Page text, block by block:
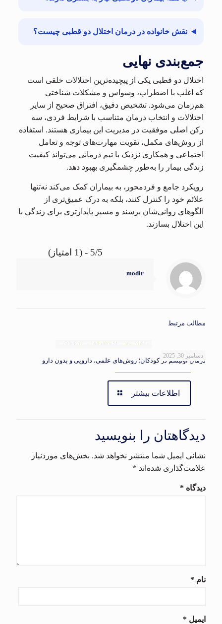
نقش خانواده در درمان اختلال دو قطبی چیست؟
جمع‌بندی نهایی
اختلال دو قطبی یکی از پیچیده‌ترین اختلالات خلقی است
که اغلب با اضطراب، وسواس و مشکلات شناختی
هم‌زمان می‌شود. تشخیص دقیق، افتراق صحیح از سایر
اختلالات و انتخاب درمان متناسب با شرایط فردی، سه
رکن اصلی موفقیت در مدیریت این بیماری هستند. استفاده
از روش‌های مکمل، تقویت مهارت‌های توجه و تعامل
اجتماعی و همکاری نزدیک با تیم درمانی می‌تواند کیفیت
زندگی بیمار را به‌طور چشمگیری بهبود دهد.
رویکرد جامع و فردمحور، به بیماران کمک می‌کند نه‌تنها
علائم خود را کنترل کنند، بلکه به درک عمیق‌تری از
الگوهای روانی‌شان برسند و مسیر پایدارتری برای زندگی با
این اختلال بسازند.
5/5 - (1 امتیاز)
modir
مطالب مرتبط
دسامبر 30, 2025
درمان اوتیسم در کودکان؛ روش‌های علمی، دارویی و بدون دارو
اطلاعات بیشتر
دیدگاهتان را بنویسید
نشانی ایمیل شما منتشر نخواهد شد. بخش‌های موردنیاز
علامت‌گذاری شده‌اند *
دیدگاه *
نام *
ایمیل *